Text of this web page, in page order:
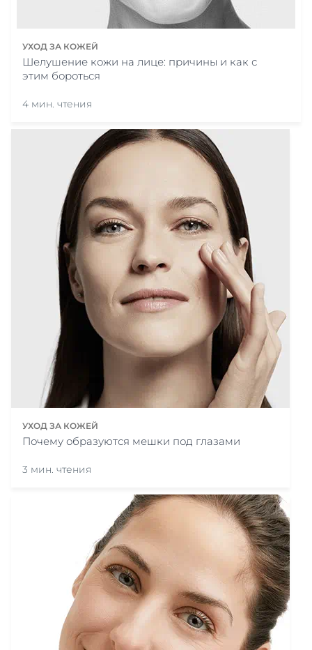
УХОД ЗА КОЖЕЙ
Шелушение кожи на лице: причины и как с
этим бороться
4 мин. чтения
УХОД ЗА КОЖЕЙ
Почему образуются мешки под глазами
3 мин. чтения